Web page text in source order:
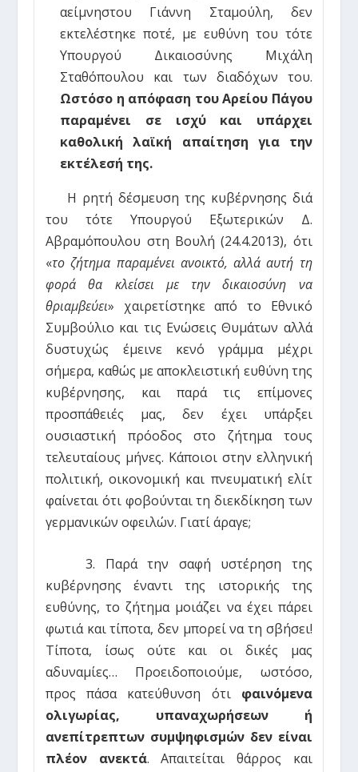
αείμνηστου Γιάννη Σταμούλη, δεν
εκτελέστηκε ποτέ, με ευθύνη του τότε
Υπουργού Δικαιοσύνης Μιχάλη
Σταθόπουλου και των διαδόχων του.
Ωστόσο η απόφαση του Αρείου Πάγου
παραμένει σε ισχύ και υπάρχει
καθολική λαϊκή απαίτηση για την
εκτέλεσή της.
Η ρητή δέσμευση της κυβέρνησης διά
του τότε Υπουργού Εξωτερικών Δ.
Αβραμόπουλου στη Βουλή (24.4.2013), ότι
«το ζήτημα παραμένει ανοικτό, αλλά αυτή τη
φορά θα κλείσει με την δικαιοσύνη να
θριαμβεύει» χαιρετίστηκε από το Εθνικό
Συμβούλιο και τις Ενώσεις Θυμάτων αλλά
δυστυχώς έμεινε κενό γράμμα μέχρι
σήμερα, καθώς με αποκλειστική ευθύνη της
κυβέρνησης, και παρά τις επίμονες
προσπάθειές μας, δεν έχει υπάρξει
ουσιαστική πρόοδος στο ζήτημα τους
τελευταίους μήνες. Κάποιοι στην ελληνική
πολιτική, οικονομική και πνευματική ελίτ
φαίνεται ότι φοβούνται τη διεκδίκηση των
γερμανικών οφειλών. Γιατί άραγε;
3. Παρά την σαφή υστέρηση της
κυβέρνησης έναντι της ιστορικής της
ευθύνης, το ζήτημα μοιάζει να έχει πάρει
φωτιά και τίποτα, δεν μπορεί να τη σβήσει!
Τίποτα, ίσως ούτε και οι δικές μας
αδυναμίες… Προειδοποιούμε, ωστόσο,
προς πάσα κατεύθυνση ότι φαινόμενα
ολιγωρίας, υπαναχωρήσεων ή
ανεπίτρεπτων συμψηφισμών δεν είναι
πλέον ανεκτά. Απαιτείται θάρρος και